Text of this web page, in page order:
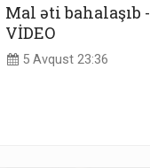
Mal əti bahalaşıb -
VİDEO
5 Avqust 23:36